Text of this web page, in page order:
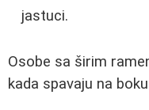
jastuci.
Osobe sa širim
kada spavaju na